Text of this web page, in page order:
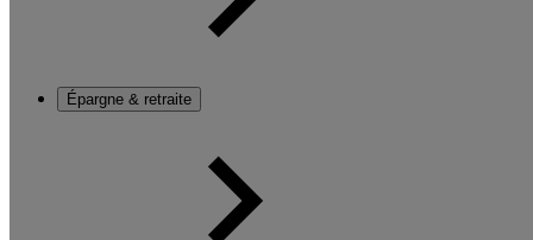
Épargne & retraite